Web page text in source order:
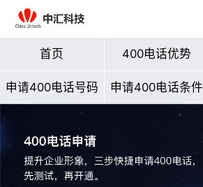
首页 400电话优势
申请400电话号码 申请400电话条件